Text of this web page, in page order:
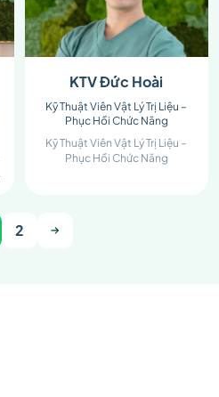
KTV Đức Hoài
Kỹ Thuật Viên Vật Lý Trị Liệu –
Phục Hồi Chức Năng
Kỹ Thuật Viên Vật Lý Trị Liệu –
Phục Hồi Chức Năng
2